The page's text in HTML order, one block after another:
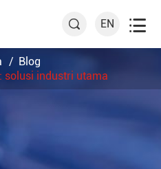
 EN 
Blog
solusi industri utama